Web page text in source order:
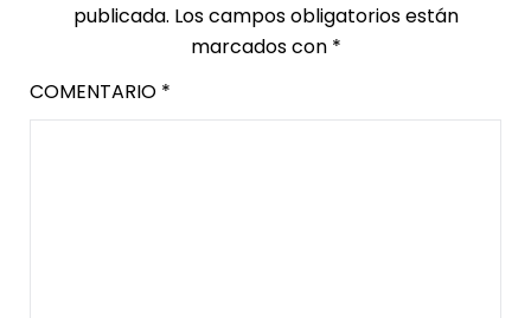
publicada. Los campos obligatorios están
marcados con *
COMENTARIO *